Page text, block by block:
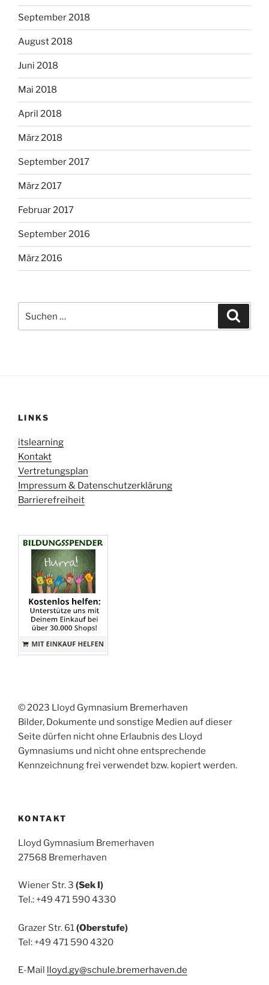
September 2018
August 2018
Juni 2018
Mai 2018
April 2018
März 2018
September 2017
März 2017
Februar 2017
September 2016
März 2016
nach:
LINKS
itslearning
Kontakt
Vertretungsplan
Impressum & Datenschutzerklärung
Barrierefreiheit
© 2023 Lloyd Gymnasium Bremerhaven
Bilder, Dokumente und sonstige Medien auf dieser
Seite dürfen nicht ohne Erlaubnis des Lloyd
Gymnasiums und nicht ohne entsprechende
Kennzeichnung frei verwendet bzw. kopiert werden.
KONTAKT
Lloyd Gymnasium Bremerhaven
27568 Bremerhaven
Wiener Str. 3 (Sek I)
Tel.: +49 471 590 4330
Grazer Str. 61(Oberstufe)
Tel: +49 471 590 4320
E-Mail lloyd.gy@schule.bremerhaven.de